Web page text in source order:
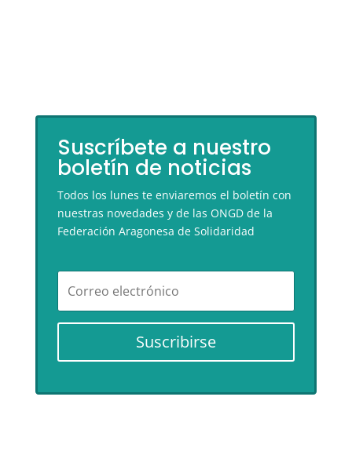
Suscríbete a nuestro
boletín de noticias
Todos los lunes te enviaremos el boletín con
nuestras novedades y de las ONGD de la
Federación Aragonesa de Solidaridad
Suscribirse